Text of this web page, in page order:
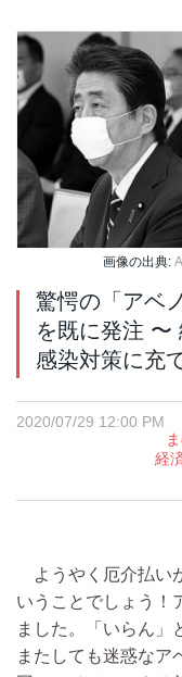
画像の出典:
驚愕の「アベ
を既に発注 〜
感染対策に充
2020/07/29 12:00 PM
経
ようやく厄介払い
いうことでしょう！
ました。「いらん」
またしても迷惑なア